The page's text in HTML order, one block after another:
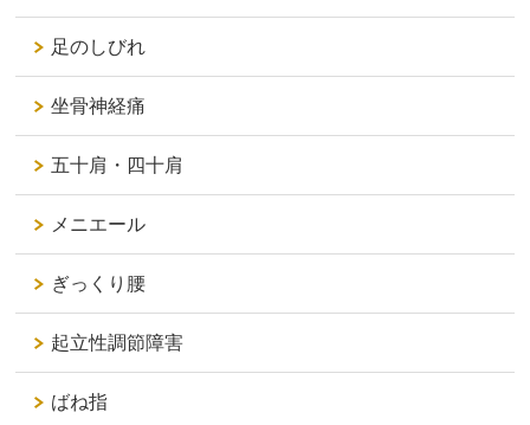
足のしびれ
坐骨神経痛
五十肩・四十肩
メニエール
ぎっくり腰
起立性調節障害
ばね指